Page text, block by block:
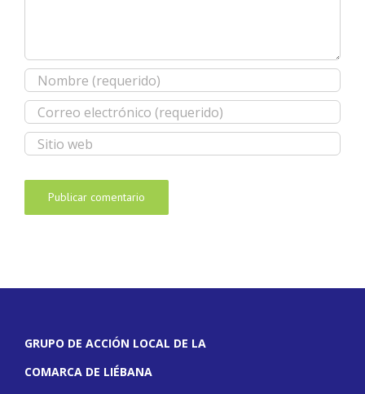
GRUPO DE ACCIÓN LOCAL DE LA
COMARCA DE LIÉBANA